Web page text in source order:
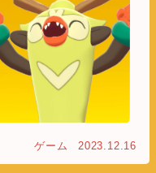
ゲーム 2023.12.16